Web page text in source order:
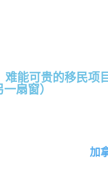
难能可贵的移民项
扇窗）
加